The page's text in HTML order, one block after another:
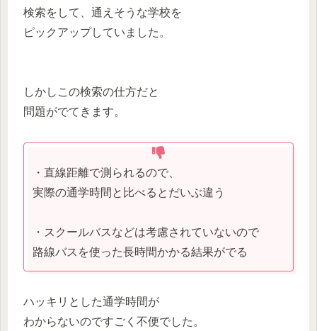
検索をして、通えそうな学校を
ピックアップしていました。
しかしこの検索の仕方だと
問題がでてきます。
・直線距離で測られるので、
実際の通学時間と比べるとだいぶ違う
・スクールバスなどは考慮されていないので
路線バスを使った長時間かかる結果がでる
ハッキリとした通学時間が
わからないのですごく不便でした。